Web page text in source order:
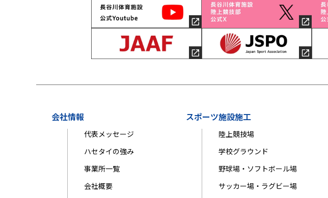
会社情報
代表メッセージ
ハセタイの強み
事業所一覧
会社概要
スポーツ施設施工
陸上競技場
学校グラウンド
野球場・ソフトボール場
サッカー場・ラグビー場